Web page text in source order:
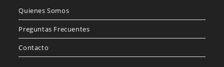
Quienes Somos
Preguntas Frecuentes
Contacto